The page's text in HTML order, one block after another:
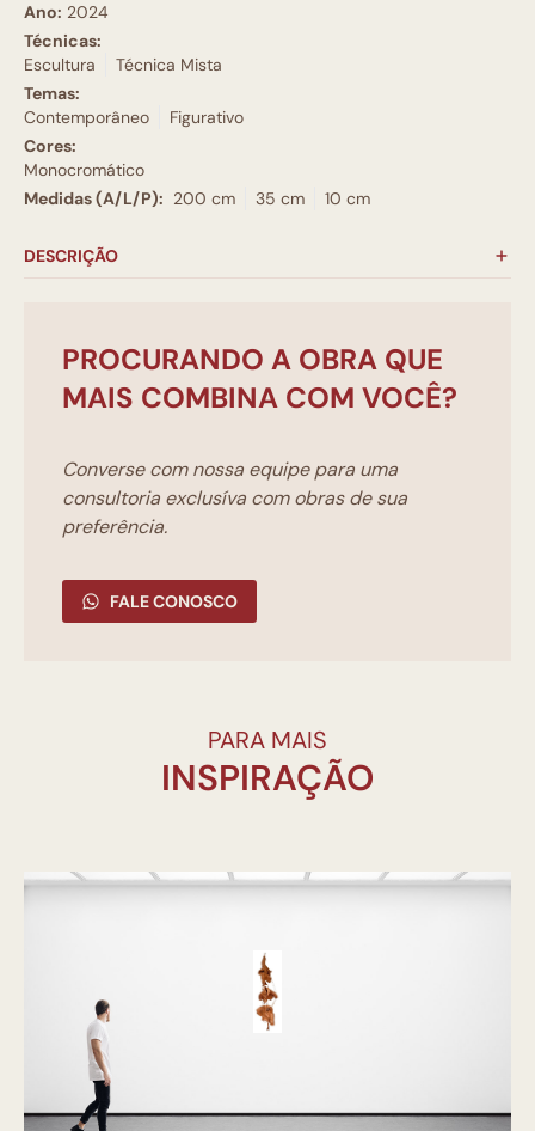
Ano: 2024
Técnicas:
Escultura
Técnica Mista
Temas:
Contemporâneo
Figurativo
Cores:
Monocromático
Medidas (A/L/P): 200 cm 35 cm 10 cm
DESCRIÇÃO
PROCURANDO A OBRA QUE
MAIS COMBINA COM VOCÊ?
Converse com nossa equipe para uma
consultoria exclusíva com obras de sua
preferência.
FALE CONOSCO
PARA MAIS
INSPIRAÇÃO